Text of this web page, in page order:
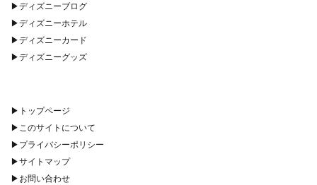
▶︎ディズニーブログ
▶︎ディズニーホテル
▶︎ディズニーカード
▶︎ディズニーグッズ
▶︎ トップページ
▶︎ このサイトについて
▶︎ プライバシーポリシー
▶︎サイトマップ
▶︎ お問い合わせ